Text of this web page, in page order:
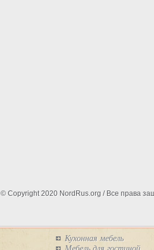
© Copyright 2020 NordRus.org / Все права
Кухонная мебель